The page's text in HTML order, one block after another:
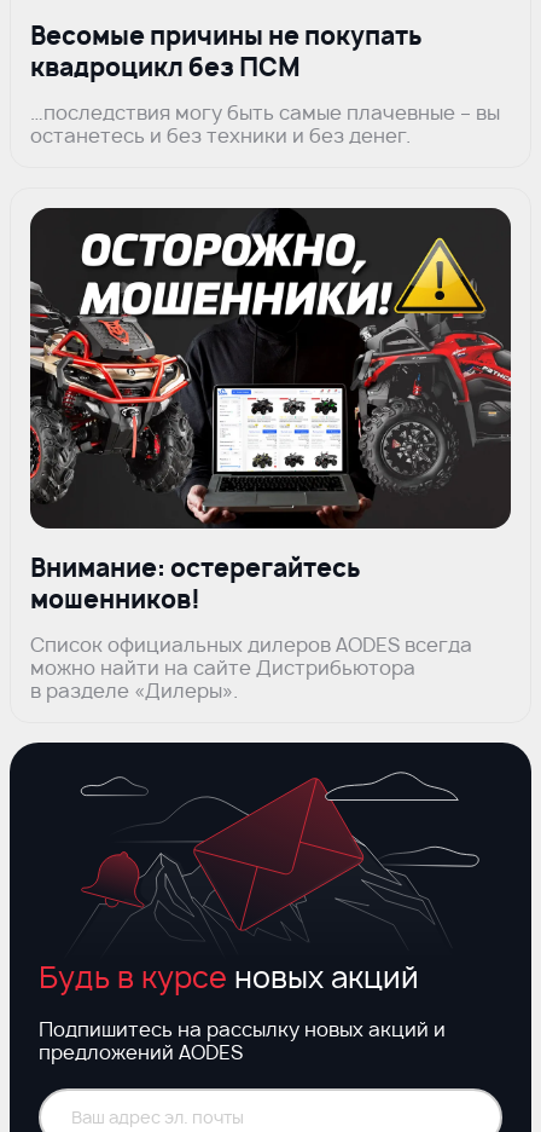
Весомые причины не покупать
квадроцикл без ПСМ
…последствия могу быть самые плачевные – вы
останетесь и без техники и без денег.
Внимание: остерегайтесь
мошенников!
Список официальных дилеров AODES всегда
можно найти на сайте Дистрибьютора
в разделе «Дилеры».
Будь в курсе новых акций
Подпишитесь на рассылку новых акций и
предложений AODES